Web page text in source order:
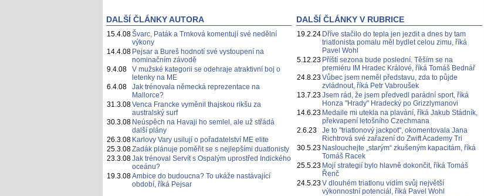
DALŠÍ ČLÁNKY AUTORA
15.4.08Švarc, Paták a Trnková komentují své nedělní
výkony
14.4.08 Pejsar a Bureš hodnotí své vystoupení na
nominačním závodě
9.4.08
V mužské kategorii se odehraje atraktivní boj o
letenky na ME
6.4.08
Jak trénovala německá reprezentace na
Mallorce?
31.3.08Venca Francke vyměnil thajskou rikšu za
australský surf
30.3.08 Neúspěch na Havaji ho semlel, ale už střádá
další plány
26.3.08 Karlovy Vary usilují o pořadatelství ME elite
25.3.08Zadák plánuje poměřit se s nejlepšími duatlonisty
23.3.08Jak trénoval Servít s Ospalým uprostřed Indického
oceánu?
19.3.08Ambice do budoucna? To ukáže nastávající
období, říká Pejsar
DALŠÍ ČLÁNKY V RUBRICE
19.2.24 Dříve stačilo do tepla jen jezdit a dnes by tam
triatlonista pomalu měl bydlet celou zimu, říká
Pavel Wohl
5.12.23 Příští sezona bude poslední. Těším se na
premiéru IM Hradec Králové, říká Tomáš Bednář
24.8.23Vůbec jsem neměl představu, zda to půjde
zvládnout, říká Petr Vabroušek
13.7.23Jsem rád, že jsem předvedl parádní sport, říká
Honza "Hrady" Hradecký po Grizzlymanovi
14.6.23 Medaile mi utekla na plavání, říká Jakub Stádník,
překvapení letošního Czechmana
2.6.23
Je to "triatlonový jackpot", okomentovala Jana
Richtrová své zařazení do Zwift Academy Tri
30.5.23 Naslouchejte „starým“ zkušeným kapacitám, říká
Tomáš Racek
25.5.23 Mojí strategií bylo hlavně dokončit, říká Tomáš
Řenč
24.5.23V dlouhém triatlonu vidím svůj největší
výkonnostní potenciál, říká Pavel Wohl